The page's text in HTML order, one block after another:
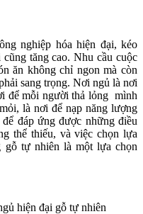
nghiệp hóa hiện đại, kéo
tăng cao. Nhu cầu cuộc
ăn không chỉ ngon mà còn
sang trọng. Nơi ngủ là nơi
để mỗi người thả lỏng mình
là nơi để nạp năng lượng
đáp ứng được những điều
thể thiếu, và việc chọn lựa
gỗ tự nhiên là một lựa chọn